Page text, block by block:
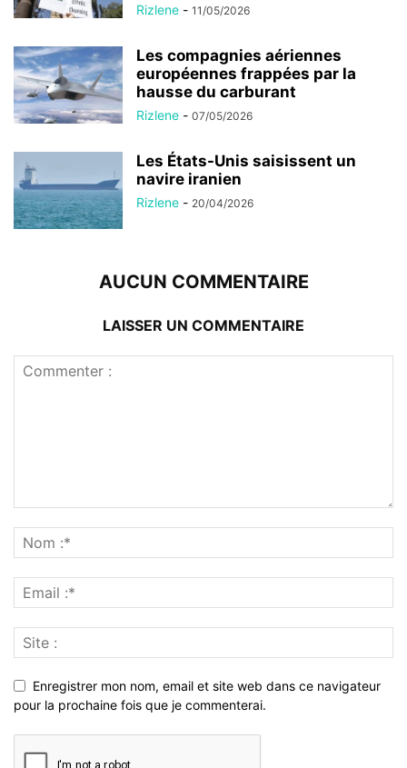
Rizlene - 11/05/2026
Les compagnies aériennes
européennes frappées par la
hausse du carburant
Rizlene - 07/05/2026
Les États-Unis saisissent un
navire iranien
Rizlene - 20/04/2026
AUCUN COMMENTAIRE
LAISSER UN COMMENTAIRE
Enregistrer mon nom, email et site web dans ce navigateur
pour la prochaine fois que je commenterai.